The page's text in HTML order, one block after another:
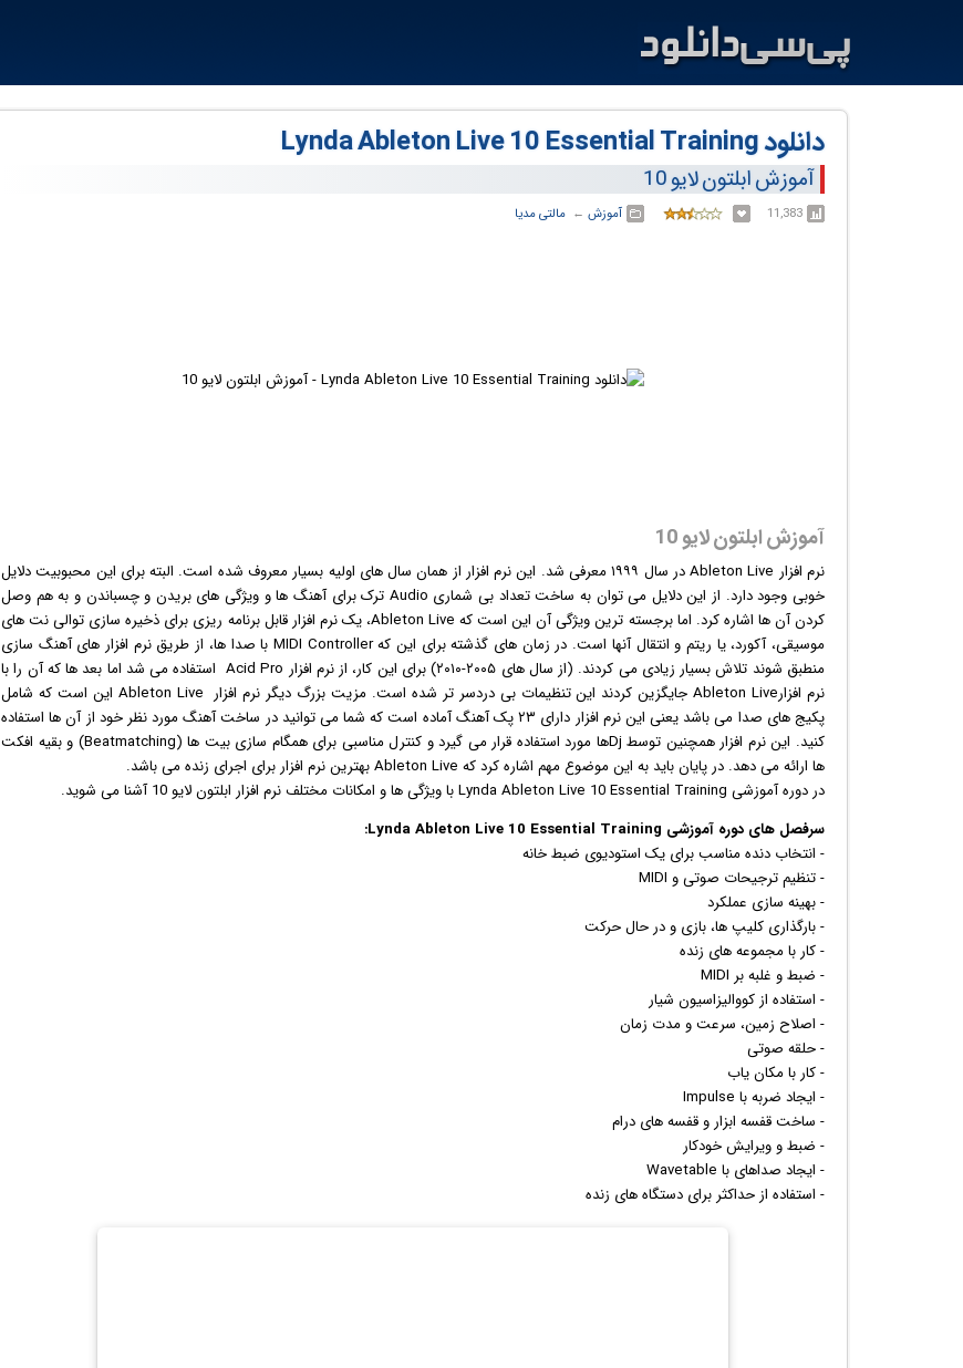
دانلود Lynda Ableton Live 10 Essential Training
آموزش ابلتون لایو 10
11,383 آموزش ← ‏ مالتی مدیا
آموزش ابلتون لایو 10
نرم افزار
Ableton Live در سال ۱۹۹۹ معرفی شد. این نرم افزار از همان سال های اولیه بسیار معروف شده است. البته برای این محبوبیت دلایل
خوبی وجود دارد. از این دلایل می توان به ساخت تعداد بی شماری Audio ترک برای آهنگ ها و ویژگی های بریدن و چسباندن و به هم وصل
کردن آن ها اشاره کرد. اما برجسته ترین ویژگی آن این است که Ableton Live، یک نرم افزار قابل برنامه ریزی برای ذخیره سازی توالی نت های
موسیقی، آکورد، یا ریتم و انتقال آنها است. در زمان های گذشته برای این که MIDI Controller با صدا ها، از طریق نرم افزار های آهنگ سازی
منطبق شوند تلاش بسیار زیادی می کردند. (از سال های ۲۰۰۵-۲۰۱۰) برای این کار، از نرم افزار Acid Pro استفاده می شد اما بعد ها که آن را با
نرم افزارAbleton Live جایگزین کردند این تنظیمات بی دردسر تر شده است. مزیت بزرگ دیگر نرم افزار Ableton Live این است که شامل
پکیج های صدا می باشد یعنی این نرم افزار دارای ۲۳ پک آهنگ آماده است که شما می توانید در ساخت آهنگ مورد نظر خود از آن ها استفاده
کنید. این نرم افزار همچنین توسط Djها مورد استفاده قرار می گیرد و کنترل مناسبی برای همگام سازی بیت ها (Beatmatching) و بقیه افکت
ها ارائه می دهد. در پایان باید به این موضوع مهم اشاره کرد که Ableton Live بهترین نرم افزار برای اجرای زنده می باشد.
در دوره آموزشی Lynda Ableton Live 10 Essential Training با ویژگی ها و امکانات مختلف نرم افزار ابلتون لایو 10 آشنا می شوید.
سرفصل های دوره آموزشی Lynda Ableton Live 10 Essential Training:
- انتخاب دنده مناسب برای یک استودیوی ضبط خانه
- تنظیم ترجیحات صوتی و MIDI
- بهینه سازی عملکرد
- بارگذاری کلیپ ها، بازی و در حال حرکت
- کار با مجموعه های زنده
- ضبط و غلبه بر MIDI
- استفاده از کووالیزاسیون شیار
- اصلاح زمین، سرعت و مدت زمان
- حلقه صوتی
- کار با مکان یاب
- ایجاد ضربه با Impulse
- ساخت قفسه ابزار و قفسه های درام
- ضبط و ویرایش خودکار
- ایجاد صداهای با Wavetable
- استفاده از حداکثر برای دستگاه های زنده